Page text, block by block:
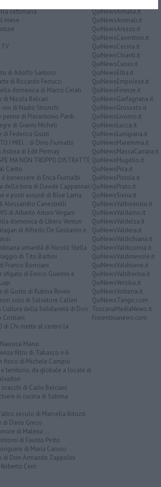
settimana
mese
di Adolfo Santoro
di Riccardo Ferrucci
domenica di Marco Celati
di Nicola Belcari
di Nadio Stronchi
penne di Pierantonio Pardi
di Gianni Micheli
di Federica Giusti
I MIEI... di Dino Fiumalbi
Astrea di Edit Permay
MA NON TROPPO DISTRATTE
Canto
il benessere di Erica Fiumalbi
della birra di Davide Cappannari
e posti assurdi di Blue Lama
Alessandro Canestrelli
di Alberto Arturo Vergani
domenica di Libero Venturi
di Alfredo De Girolamo e
umanità di Nicolò Stella
di Tito Barbini
Franco Bonciani
sfigato di Enrico Guerrini e
di Gusto di Rubina Rovini
solo di Salvatore Calleri
Cultura della Solidarietà di Don
Cristiani
di Chi mette al centro la
Manzi
filtro di Tabasco n.6
fisico di Michele Campisi
territorio, da globale a locale di
scacchi di Carlo Belciani
in cucina di Sabrina
secolo di Marcella Bitozzi
di Dario Greco
di Malena ...
di Fausto Pirìto
di Maria Caruso
di Don Armando Zappolini
Cerri
QuiNewsAmiata.it
QuiNewsAnimali.it
QuiNewsArezzo.it
QuiNewsCasentino.it
QuiNewsCecina.it
QuiNewsChianti.it
QuiNewsCuoio.it
QuiNewsElba.it
QuiNewsEmpolese.it
QuiNewsFirenze.it
QuiNewsGarfagnana.it
QuiNewsGrosseto.it
QuiNewsLivorno.it
QuiNewsLucca.it
QuiNewsLunigiana.it
QuiNewsMaremma.it
QuiNewsMassaCarrara.it
QuiNewsMugello.it
QuiNewsPisa.it
QuiNewsPistoia.it
QuiNewsPrato.it
QuiNewsSiena.it
QuiNewsValbisenzio.it
QuiNewsValdarno.it
QuiNewsValdelsa.it
QuiNewsValdera.it
QuiNewsValdichiana.it
QuiNewsValdicornia.it
QuiNewsValdinievole.it
QuiNewsValdisieve.it
QuiNewsValtiberina.it
QuiNewsVersilia.it
QuiNewsVolterra.it
QuiNewsTango.com
ToscanaMediaNews.it
Fiorentinanews.com